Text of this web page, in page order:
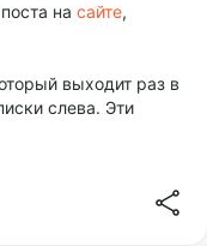
на сайте,
выходит раз в
слева. Эти